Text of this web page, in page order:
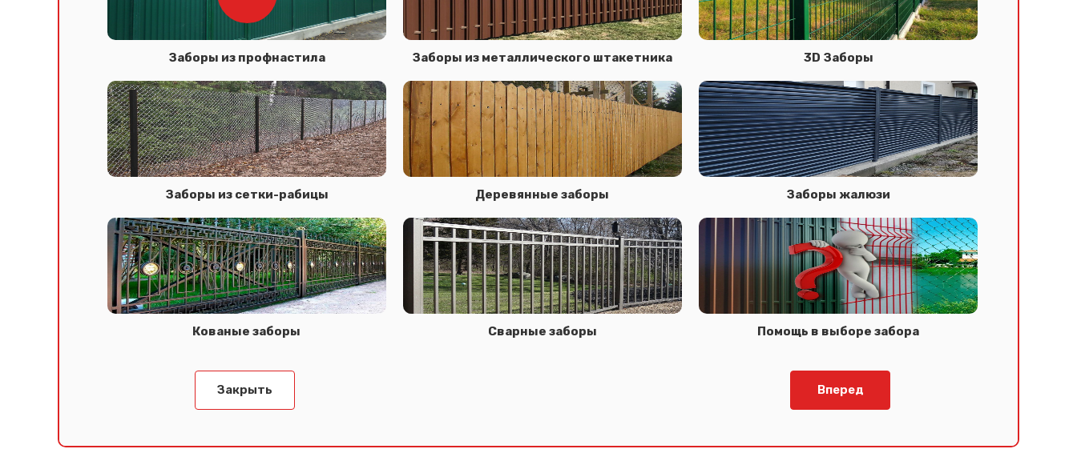
Заборы из профнастила Заборы из металлического штакетника 3D Заборы
Заборы из сетки-рабицы Деревянные заборы Заборы жалюзи
Кованые заборы Сварные заборы Помощь в выборе забора
Закрыть Вперед